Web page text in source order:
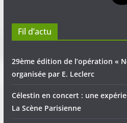
Fil d’actu
29ème édition de l’opération «
organisée par E. Leclerc
Célestin en concert : une
La Scène Parisienne